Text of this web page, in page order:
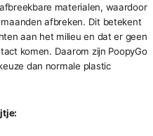
materialen, waardoor
afbreken. Dit betekent
aan het milieu en dat er geen
komen. Daarom zijn PoopyGo
dan normale plastic